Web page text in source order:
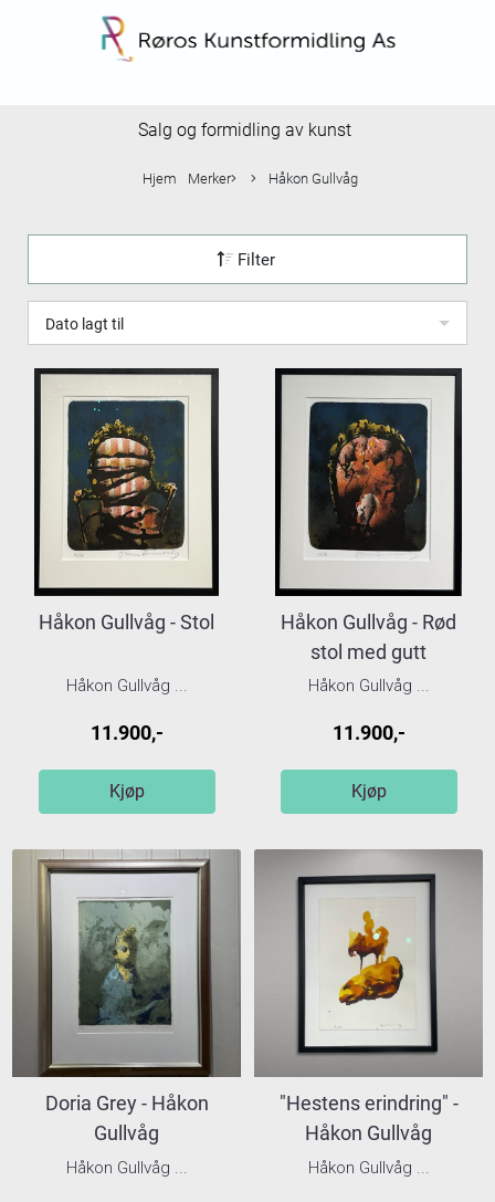
Salg og formidling av kunst
Hjem Merker Håkon Gullvåg
Filter
Dato lagt til
Håkon Gullvåg - Stol
Håkon Gullvåg ...
11.900,-
Kjøp
Håkon Gullvåg - Rød
stol med gutt
Håkon Gullvåg ...
11.900,-
Kjøp
Doria Grey - Håkon
Gullvåg
Håkon Gullvåg ...
"Hestens erindring" -
Håkon Gullvåg
Håkon Gullvåg ...